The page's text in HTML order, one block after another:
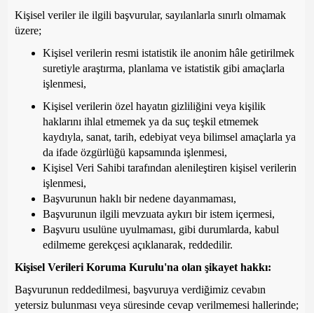
Kişisel veriler ile ilgili başvurular, sayılanlarla sınırlı olmamak
üzere;
Kişisel verilerin resmi istatistik ile anonim hâle getirilmek
suretiyle araştırma, planlama ve istatistik gibi amaçlarla
işlenmesi,
Kişisel verilerin özel hayatın gizliliğini veya kişilik
haklarını ihlal etmemek ya da suç teşkil etmemek
kaydıyla, sanat, tarih, edebiyat veya bilimsel amaçlarla ya
da ifade özgürlüğü kapsamında işlenmesi,
Kişisel Veri Sahibi tarafından alenileştiren kişisel verilerin
işlenmesi,
Başvurunun haklı bir nedene dayanmaması,
Başvurunun ilgili mevzuata aykırı bir istem içermesi,
Başvuru usulüne uyulmaması, gibi durumlarda, kabul
edilmeme gerekçesi açıklanarak, reddedilir.
Kişisel Verileri Koruma Kurulu'na olan şikayet hakkı:
Başvurunun reddedilmesi, başvuruya verdiğimiz cevabın
yetersiz bulunması veya süresinde cevap verilmemesi hallerinde;